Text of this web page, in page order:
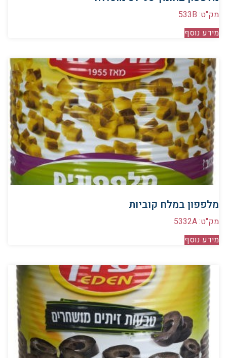
מק"ט: 533B
מידע נוסף
מלפפון במלח קוביות
מק"ט: 5332A
מידע נוסף